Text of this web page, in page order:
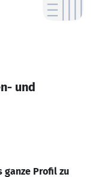
und
ganze Profil zu